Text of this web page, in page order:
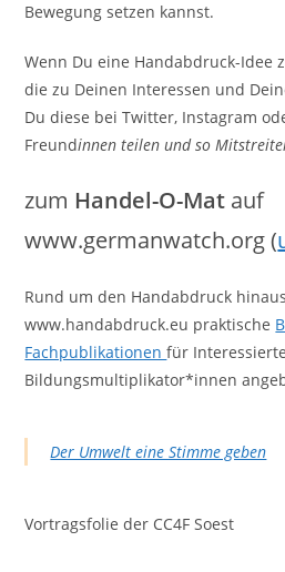
Bewegung setzen kannst.
Wenn Du eine Handabdruck-Idee
die zu Deinen Interessen und
Du diese bei Twitter, Instagram
Freundinnen teilen und so
zum Handel-O-Mat auf
www.germanwatch.org (
Rund um den Handabdruck
www.handabdruck.eu praktische
Fachpublikationenfür
Bildungsmultiplikator*innen
Der Umwelt eine Stimme geben
Vortragsfolie der CC4F Soest